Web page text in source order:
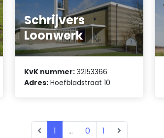
Schrijvers
Loonwerk
KvK nummer: 32153366
Adres: Hoefbladstraat 10
1 ... 0 1